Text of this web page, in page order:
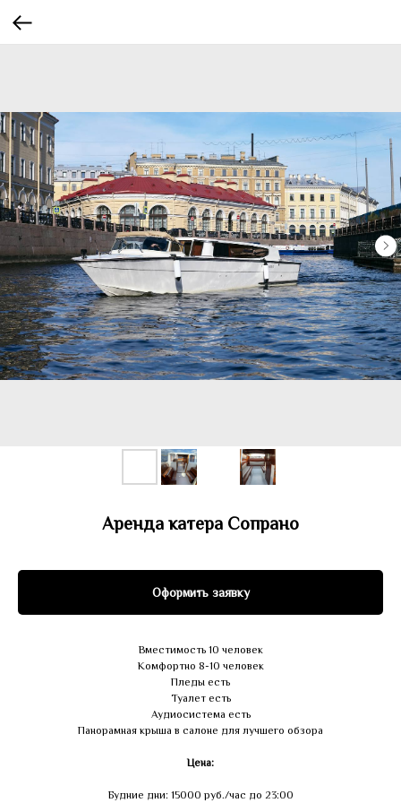
Аренда катера Сопрано
Оформить заявку
Вместимость 10 человек
Комфортно 8-10 человек
Пледы есть
Туалет есть
Аудиосистема есть
Панорамная крыша в салоне для лучшего обзора
Цена:
Будние дни: 15000 руб./час до 23:00